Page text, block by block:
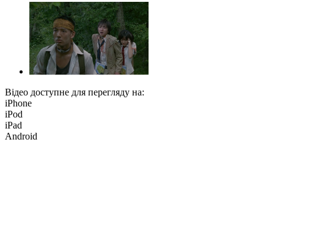
Відео доступне для перегляду на:
iPhone
iPod
iPad
Android